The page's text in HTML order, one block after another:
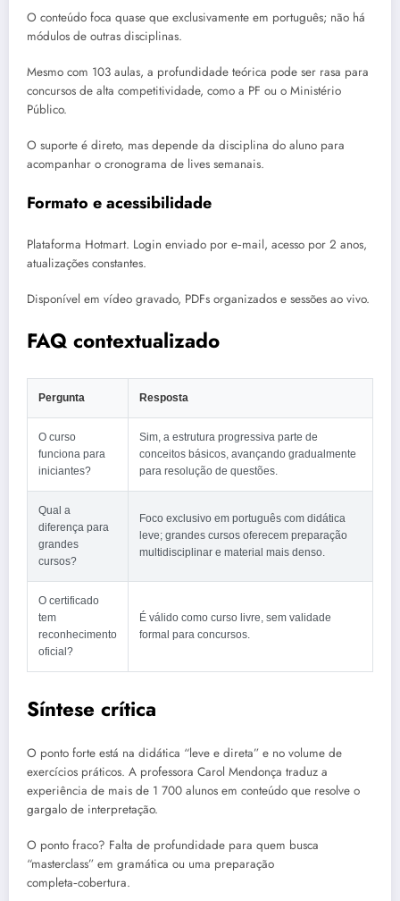
O conteúdo foca quase que exclusivamente em português; não há
módulos de outras disciplinas.
Mesmo com 103 aulas, a profundidade teórica pode ser rasa para
concursos de alta competitividade, como a PF ou o Ministério
Público.
O suporte é direto, mas depende da disciplina do aluno para
acompanhar o cronograma de lives semanais.
Formato e acessibilidade
Plataforma Hotmart. Login enviado por e‑mail, acesso por 2 anos,
atualizações constantes.
Disponível em vídeo gravado, PDFs organizados e sessões ao vivo.
FAQ contextualizado
Pergunta Resposta
O curso
funciona para
iniciantes?
Sim, a estrutura progressiva parte de
conceitos básicos, avançando gradualmente
para resolução de questões.
Qual a
diferença para
grandes
cursos?
Foco exclusivo em português com didática
leve; grandes cursos oferecem preparação
multidisciplinar e material mais denso.
O certificado
tem
reconhecimento
oficial?
É válido como curso livre, sem validade
formal para concursos.
Síntese crítica
O ponto forte está na didática “leve e direta” e no volume de
exercícios práticos. A professora Carol Mendonça traduz a
experiência de mais de 1 700 alunos em conteúdo que resolve o
gargalo de interpretação.
O ponto fraco? Falta de profundidade para quem busca
“masterclass” em gramática ou uma preparação
completa‑cobertura.